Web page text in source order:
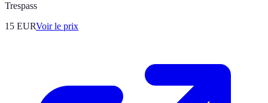
Trespass
15 EURVoir le prix